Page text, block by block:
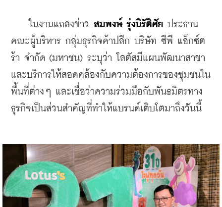
ในงานแถลงข่าว สมพงษ์ รุ่งนิรัติศัย ประธาน
คณะผู้บริหาร กลุ่มธุรกิจค้าปลีก บริษัท ซีพี แอ็กซ์ต
ร้า จำกัด (มหาชน) ระบุว่า โลตัสมีแผนพัฒนาสาขา
และบริการให้สอดคล้องกับความต้องการของชุมชนใน
พื้นที่ต่างๆ และเชื่อว่าความร่วมมือกับพันธมิตรทาง
ธุรกิจเป็นส่วนสำคัญที่ทำให้แบรนด์เติบโตมาถึงวันนี้